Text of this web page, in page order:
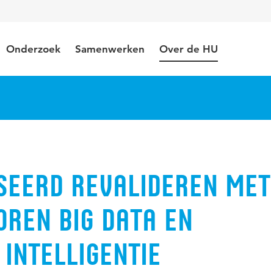
Onderzoek Samenwerken Over de HU
revalideren met
big data en
intelligentie